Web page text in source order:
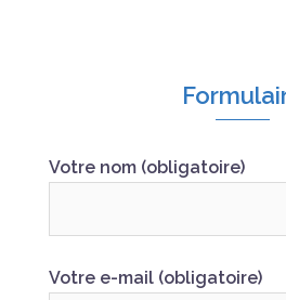
Votre nom (obligatoire)
Votre e-mail (obligatoire)